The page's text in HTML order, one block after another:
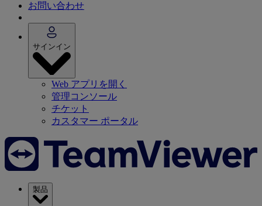
お問い合わせ
サインイン
Web アプリを開く
管理コンソール
チケット
カスタマー ポータル
製品